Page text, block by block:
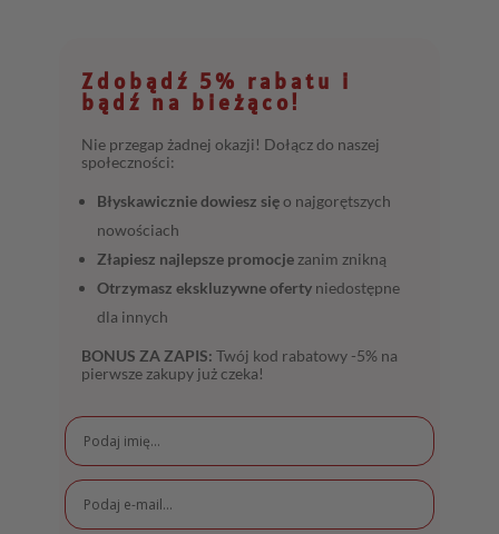
Zdobądź 5% rabatu i
bądź na bieżąco!
Nie przegap żadnej okazji! Dołącz do naszej
społeczności:
Błyskawicznie dowiesz sięo najgorętszych
nowościach
Złapiesz najlepsze promocje zanim znikną
Otrzymasz ekskluzywne oferty niedostępne
dla innych
BONUS ZA ZAPIS: Twój kod rabatowy -5% na
pierwsze zakupy już czeka!